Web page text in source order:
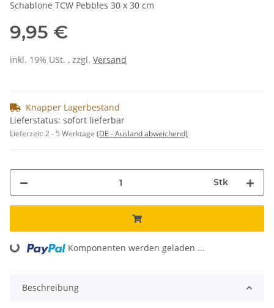
Schablone TCW Pebbles 30 x 30 cm
9,95 €
inkl. 19% USt. , zzgl. Versand
Knapper Lagerbestand
Lieferstatus: sofort lieferbar
Lieferzeit:2 - 5 Werktage (DE - Ausland abweichend)
Stk
Loading... Komponenten werden geladen ...
Beschreibung